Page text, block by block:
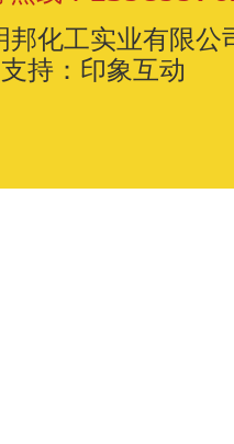
邦化工实业有限公
支持： 印象互动